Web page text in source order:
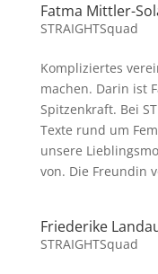
Fatma Mittler-
STRAIGHTSquad
Kompliziertes
machen. Darin ist
Spitzenkraft. Bei
Texte rund um
unsere
von. Die Freundin
Friederike
STRAIGHTSquad